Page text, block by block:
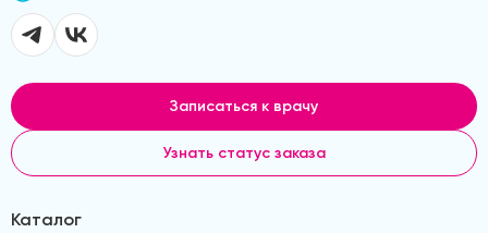
Записаться к врачу
Узнать статус заказа
Каталог